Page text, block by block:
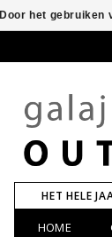
HET HELE
HOME
Door het gebruiken